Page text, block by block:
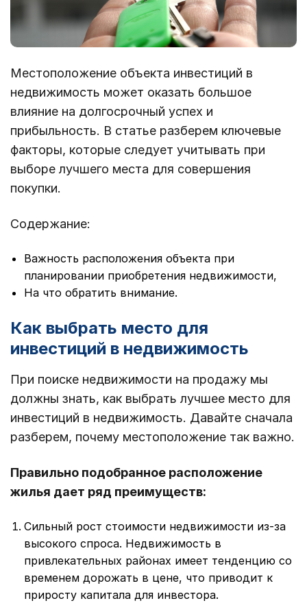
Местоположение объекта инвестиций в
недвижимость может оказать большое
влияние на долгосрочный успех и
прибыльность. В статье разберем ключевые
факторы, которые следует учитывать при
выборе лучшего места для совершения
покупки.
Содержание:
Важность расположения объекта при
планировании приобретения недвижимости,
На что обратить внимание.
Как выбрать место для
инвестиций в недвижимость
При поиске недвижимости на продажу мы
должны знать, как выбрать лучшее место для
инвестиций в недвижимость. Давайте сначала
разберем, почему местоположение так важно.
Правильно подобранное расположение
жилья дает ряд преимуществ:
Сильный рост стоимости недвижимости из-за
высокого спроса. Недвижимость в
привлекательных районах имеет тенденцию со
временем дорожать в цене, что приводит к
приросту капитала для инвестора.